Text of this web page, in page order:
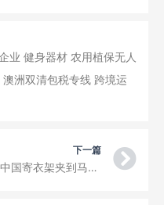
业 健身器材 农用植保无人
澳洲双清包税专线 跨境运
下一篇
从中国寄衣架夹到马尔他国际快递服务UPS,DHL,EMS，FedEx，国际小包裹，国际空运大件货